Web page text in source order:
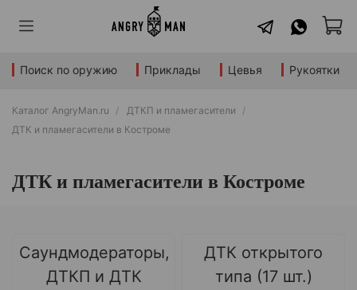
Поиск по оружию Приклады Цевья Рукоятки
Каталог AngryMan.ru
ДТКП и пламегасители
ДТК и пламегасители в Костроме
ДТК и пламегасители в Костроме
Саундмодераторы,
ДТКП и ДТК
ДТК открытого
типа (17 шт.)